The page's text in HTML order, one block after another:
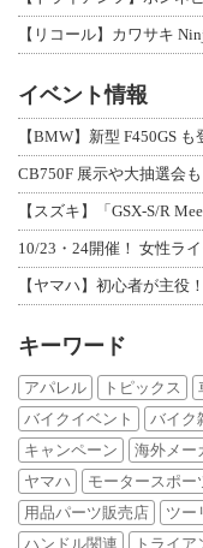
【リコール】カワサキ
イベント情報
【BMW】新型 F450GS
CB750F 展示や大抽選会
【スズキ】「GSX-S/R
10/23・24開催！ 女性ラ
【ヤマハ】初心者が主役
キーワード
アパレル トピックス
バイクイベント
バイク
キャンペーン
海外メー
ヤマハ
モータースポー
用品パーツ販売店
ツー
ハンドル関連
トライア